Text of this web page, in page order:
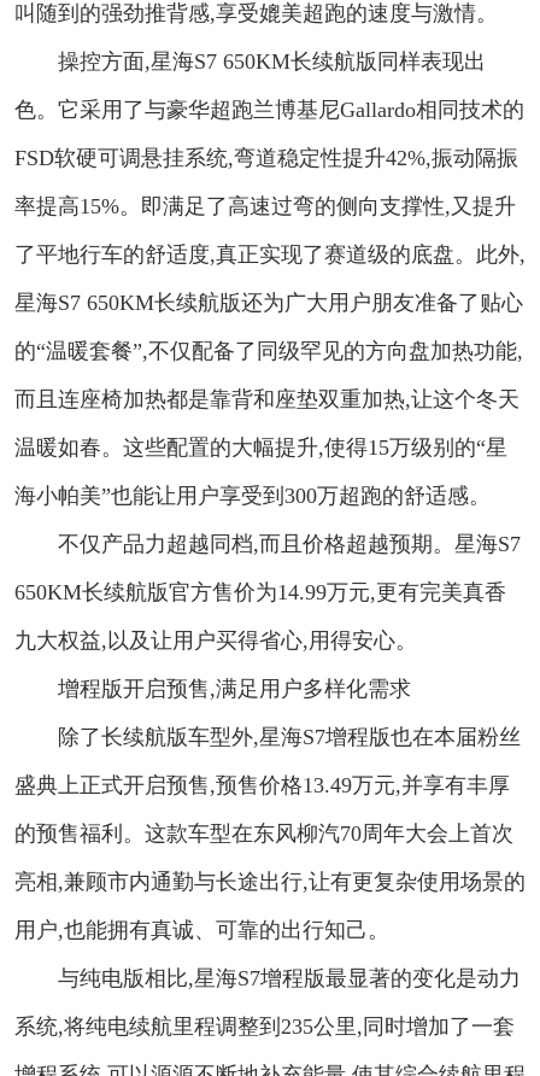
叫随到的强劲推背感,享受媲美超跑的速度与激情。
操控方面,星海S7 650KM长续航版同样表现出
色。它采用了与豪华超跑兰博基尼Gallardo相同技术的
FSD软硬可调悬挂系统,弯道稳定性提升42%,振动隔振
率提高15%。即满足了高速过弯的侧向支撑性,又提升
了平地行车的舒适度,真正实现了赛道级的底盘。此外,
星海S7 650KM长续航版还为广大用户朋友准备了贴心
的“温暖套餐”,不仅配备了同级罕见的方向盘加热功能,
而且连座椅加热都是靠背和座垫双重加热,让这个冬天
温暖如春。这些配置的大幅提升,使得15万级别的“星
海小帕美”也能让用户享受到300万超跑的舒适感。
不仅产品力超越同档,而且价格超越预期。星海S7
650KM长续航版官方售价为14.99万元,更有完美真香
九大权益,以及让用户买得省心,用得安心。
增程版开启预售,满足用户多样化需求
除了长续航版车型外,星海S7增程版也在本届粉丝
盛典上正式开启预售,预售价格13.49万元,并享有丰厚
的预售福利。这款车型在东风柳汽70周年大会上首次
亮相,兼顾市内通勤与长途出行,让有更复杂使用场景的
用户,也能拥有真诚、可靠的出行知己。
与纯电版相比,星海S7增程版最显著的变化是动力
系统,将纯电续航里程调整到235公里,同时增加了一套